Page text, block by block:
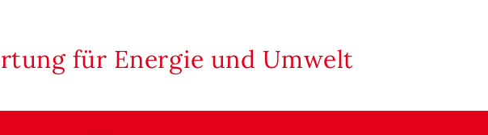
für Energie und Umwelt